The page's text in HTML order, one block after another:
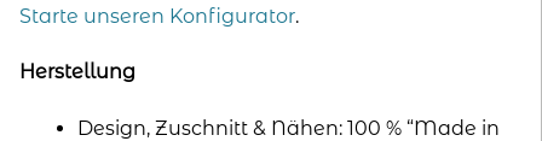
Starte unseren Konfigurator.
Herstellung
Design, Zuschnitt & Nähen: 100 % “Made in